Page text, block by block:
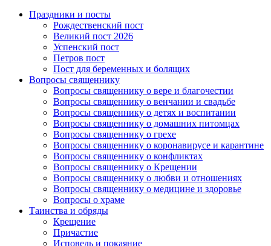
Праздники и посты
Рождественский пост
Великий пост 2026
Успенский пост
Петров пост
Пост для беременных и болящих
Вопросы священнику
Вопросы священнику о вере и благочестии
Вопросы священнику о венчании и свадьбе
Вопросы священнику о детях и воспитании
Вопросы священнику о домашних питомцах
Вопросы священнику о грехе
Вопросы священнику о коронавирусе и карантине
Вопросы священнику о конфликтах
Вопросы священнику о Крещении
Вопросы священнику о любви и отношениях
Вопросы священнику о медицине и здоровье
Вопросы о храме
Таинства и обряды
Крещение
Причастие
Исповедь и покаяние